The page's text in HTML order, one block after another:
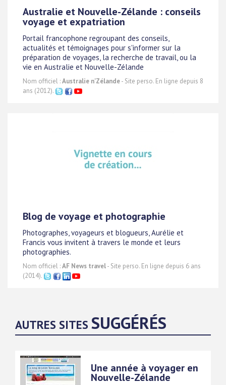
Australie et Nouvelle-Zélande : conseils
voyage et expatriation
Portail francophone regroupant des conseils,
actualités et témoignages pour s'informer sur la
préparation de voyages, la recherche de travail, ou la
vie en Australie et Nouvelle-Zélande
Nom officiel :Australie n'Zélande- Site perso. En ligne depuis 8
ans (2012).
Blog de voyage et photographie
Photographes, voyageurs et blogueurs, Aurélie et
Francis vous invitent à travers le monde et leurs
photographies.
Nom officiel :AF News travel- Site perso. En ligne depuis 6 ans
(2014).
AUTRES SITES SUGGÉRÉS
Une année à voyager en
Nouvelle-Zélande